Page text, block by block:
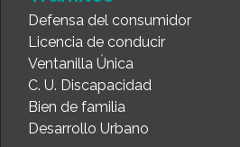
Defensa del consumidor
Licencia de conducir
Ventanilla Única
C. U. Discapacidad
Bien de familia
Desarrollo Urbano